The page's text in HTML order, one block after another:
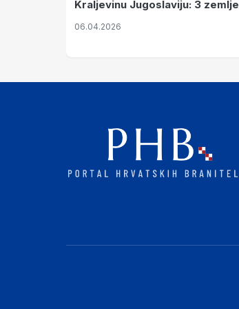
Kraljevinu Jugoslaviju: 3 zemlje
nastale njenim raspadom
06.04.2026